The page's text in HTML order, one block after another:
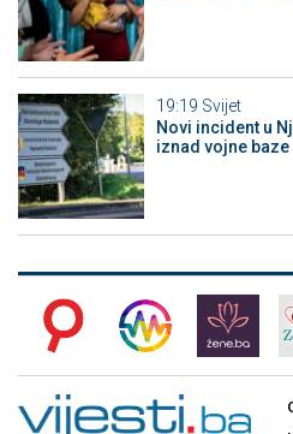
19:19 Svijet
Novi incident u
iznad vojne baze